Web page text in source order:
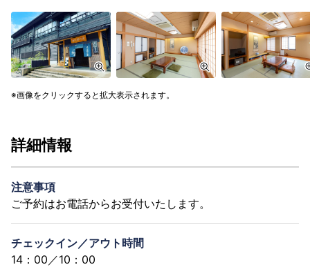
画像をクリックすると拡大表示されます。
詳細情報
注意事項
ご予約はお電話からお受付いたします。
チェックイン／アウト時間
14：00／10：00